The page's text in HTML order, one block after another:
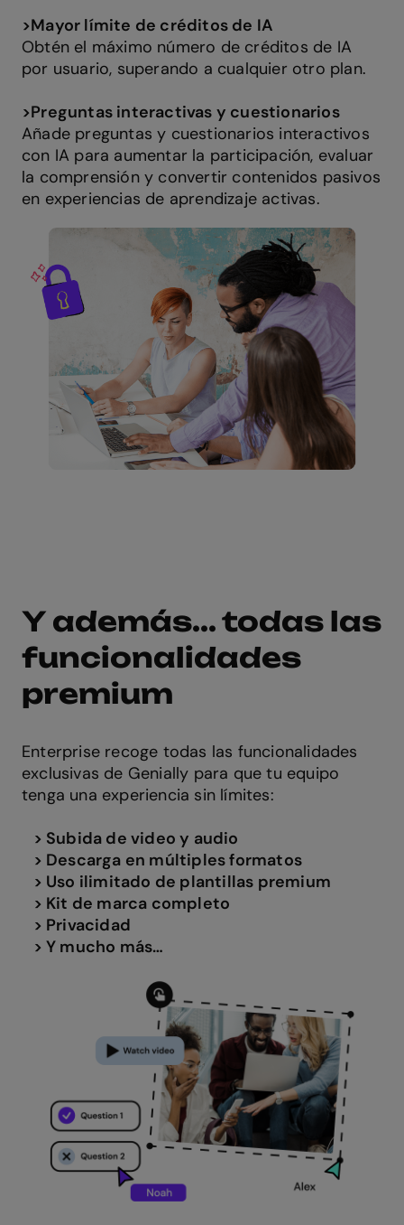
>Mayor límite de créditos de IA
Obtén el máximo número de créditos de IA
por usuario, superando a cualquier otro plan.
>Preguntas interactivas y cuestionarios
Añade preguntas y cuestionarios interactivos
con IA para aumentar la participación, evaluar
la comprensión y convertir contenidos pasivos
en experiencias de aprendizaje activas.
Y además... todas las
funcionalidades
premium
Enterprise recoge todas las funcionalidades
exclusivas de Genially para que tu equipo
tenga una experiencia sin límites:
> Subida de video y audio
> Descarga en múltiples formatos
> Uso ilimitado de plantillas premium
> Kit de marca completo
> Privacidad
> Y mucho más…